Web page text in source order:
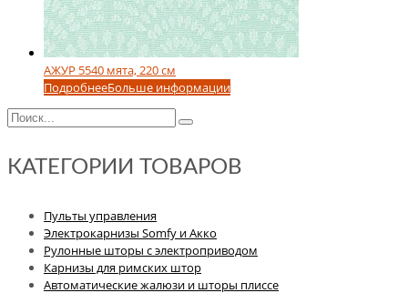
АЖУР 5540 мята, 220 см
ПодробнееБольше информации
КАТЕГОРИИ ТОВАРОВ
Пульты управления
Электрокарнизы Somfy и Акко
Рулонные шторы с электроприводом
Карнизы для римских штор
Автоматические жалюзи и шторы плиссе